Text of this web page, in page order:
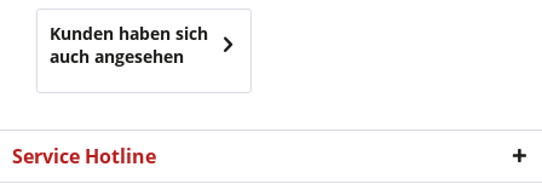
Kunden haben sich
auch angesehen
Service Hotline